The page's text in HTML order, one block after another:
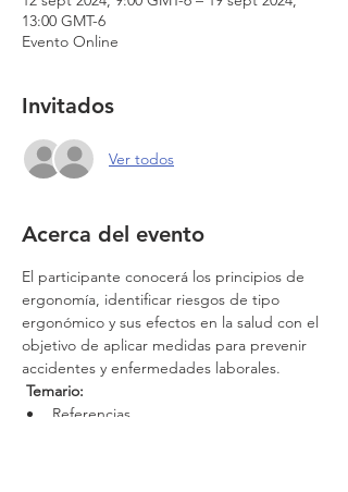
13:00 GMT-6
Evento Online
Invitados
Ver todos
Acerca del evento
El participante conocerá los principios de
ergonomía, identificar riesgos de tipo
ergonómico y sus efectos en la salud con el
objetivo de aplicar medidas para prevenir
accidentes y enfermedades laborales.
Temario:
Referencias.